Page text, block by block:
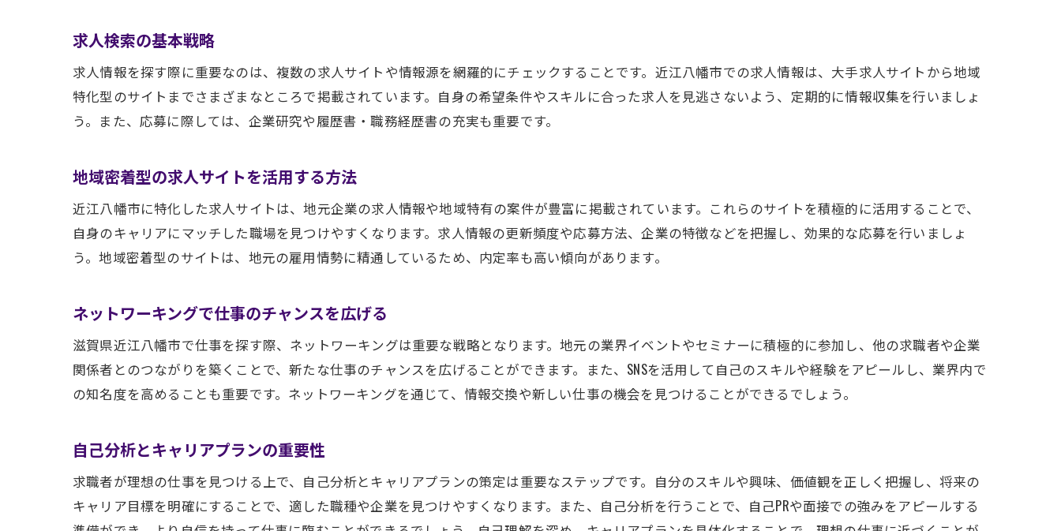
求人情報誌やフリーペーパーの活用法
近江八幡市のハローワークを利用する利点
転職エージェントを活用するメリット
地域別求人の特徴とトレンド
産業別の求人動向分析
求職者に人気の高い職種とは
求職者が知っておくべき求人市場の現状
地元企業の魅力を探る近江八幡市で理想の仕事を見つける
地域密着企業の魅力とは
企業文化が求職者に与える影響
地域貢献とキャリア形成の両立
求人検索の基本戦略
求人情報を探す際に重要なのは、複数の求人サイトや情報源を網羅的にチェックすることです。近江八幡市での求人情報は、大手求人サイトから地域
特化型のサイトまでさまざまなところで掲載されています。自身の希望条件やスキルに合った求人を見逃さないよう、定期的に情報収集を行いましょ
う。また、応募に際しては、企業研究や履歴書・職務経歴書の充実も重要です。
地域密着型の求人サイトを活用する方法
近江八幡市に特化した求人サイトは、地元企業の求人情報や地域特有の案件が豊富に掲載されています。これらのサイトを積極的に活用することで、
自身のキャリアにマッチした職場を見つけやすくなります。求人情報の更新頻度や応募方法、企業の特徴などを把握し、効果的な応募を行いましょ
う。地域密着型のサイトは、地元の雇用情勢に精通しているため、内定率も高い傾向があります。
ネットワーキングで仕事のチャンスを広げる
滋賀県近江八幡市で仕事を探す際、ネットワーキングは重要な戦略となります。地元の業界イベントやセミナーに積極的に参加し、他の求職者や企業
関係者とのつながりを築くことで、新たな仕事のチャンスを広げることができます。また、SNSを活用して自己のスキルや経験をアピールし、業界内で
の知名度を高めることも重要です。ネットワーキングを通じて、情報交換や新しい仕事の機会を見つけることができるでしょう。
自己分析とキャリアプランの重要性
求職者が理想の仕事を見つける上で、自己分析とキャリアプランの策定は重要なステップです。自分のスキルや興味、価値観を正しく把握し、将来の
キャリア目標を明確にすることで、適した職種や企業を見つけやすくなります。また、自己分析を行うことで、自己PRや面接での強みをアピールする